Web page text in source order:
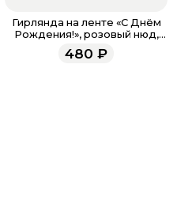
Гирлянда на ленте «С Днём
Рождения!», розовый нюд,
200 см
480 ₽